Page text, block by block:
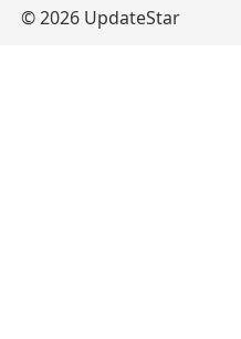
© 2026 UpdateStar